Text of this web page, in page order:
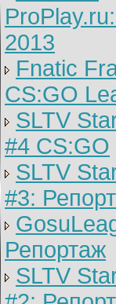
2013
Fnatic
CS:GO
SLTV
#4 CS:GO
SLTV
#3:
Репортаж
SLTV